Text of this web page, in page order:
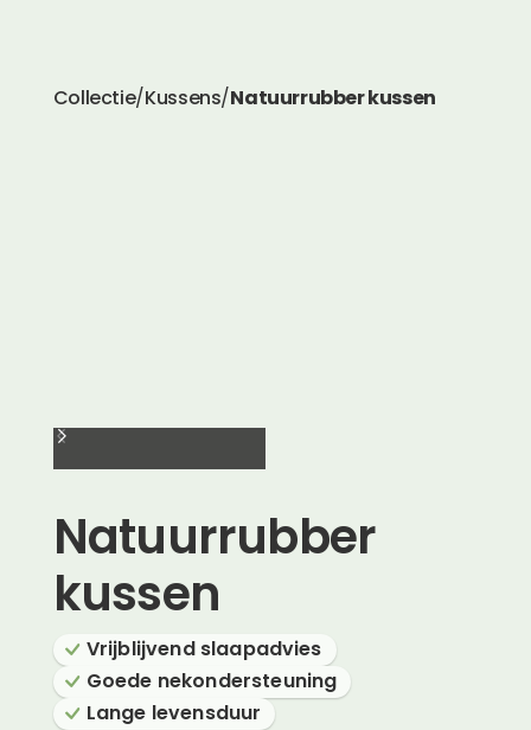
Collectie/Kussens/Natuurrubber kussen
Natuurrubber
kussen
Vrijblijvend slaapadvies
Goede nekondersteuning
Lange levensduur